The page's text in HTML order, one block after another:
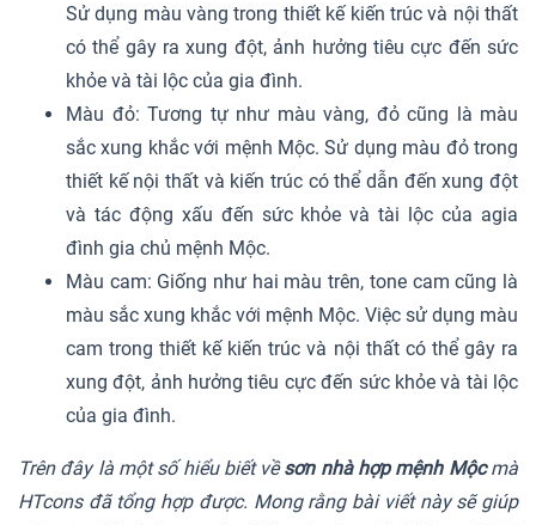
Sử dụng màu vàng trong thiết kế kiến trúc và nội thất
có thể gây ra xung đột, ảnh hưởng tiêu cực đến sức
khỏe và tài lộc của gia đình.
Màu đỏ: Tương tự như màu vàng, đỏ cũng là màu
sắc xung khắc với mệnh Mộc. Sử dụng màu đỏ trong
thiết kế nội thất và kiến trúc có thể dẫn đến xung đột
và tác động xấu đến sức khỏe và tài lộc của agia
đình gia chủ mệnh Mộc.
Màu cam: Giống như hai màu trên, tone cam cũng là
màu sắc xung khắc với mệnh Mộc. Việc sử dụng màu
cam trong thiết kế kiến trúc và nội thất có thể gây ra
xung đột, ảnh hưởng tiêu cực đến sức khỏe và tài lộc
của gia đình.
Trên đây là một số hiểu biết vềsơn nhà hợp mệnh Mộcmà
HTcons đã tổng hợp được. Mong rằng bài viết này sẽ giúp